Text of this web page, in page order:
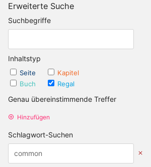
Erweiterte Suche
Suchbegriffe
Inhaltstyp
Seite
Kapitel
Buch
Regal
Genau übereinstimmende Treffer
Hinzufügen
Schlagwort-Suchen